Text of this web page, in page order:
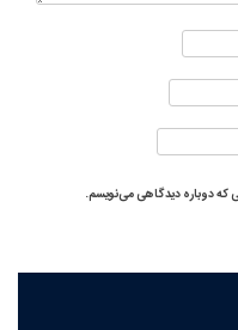
که دوباره دیدگاهی می‌نویسم.